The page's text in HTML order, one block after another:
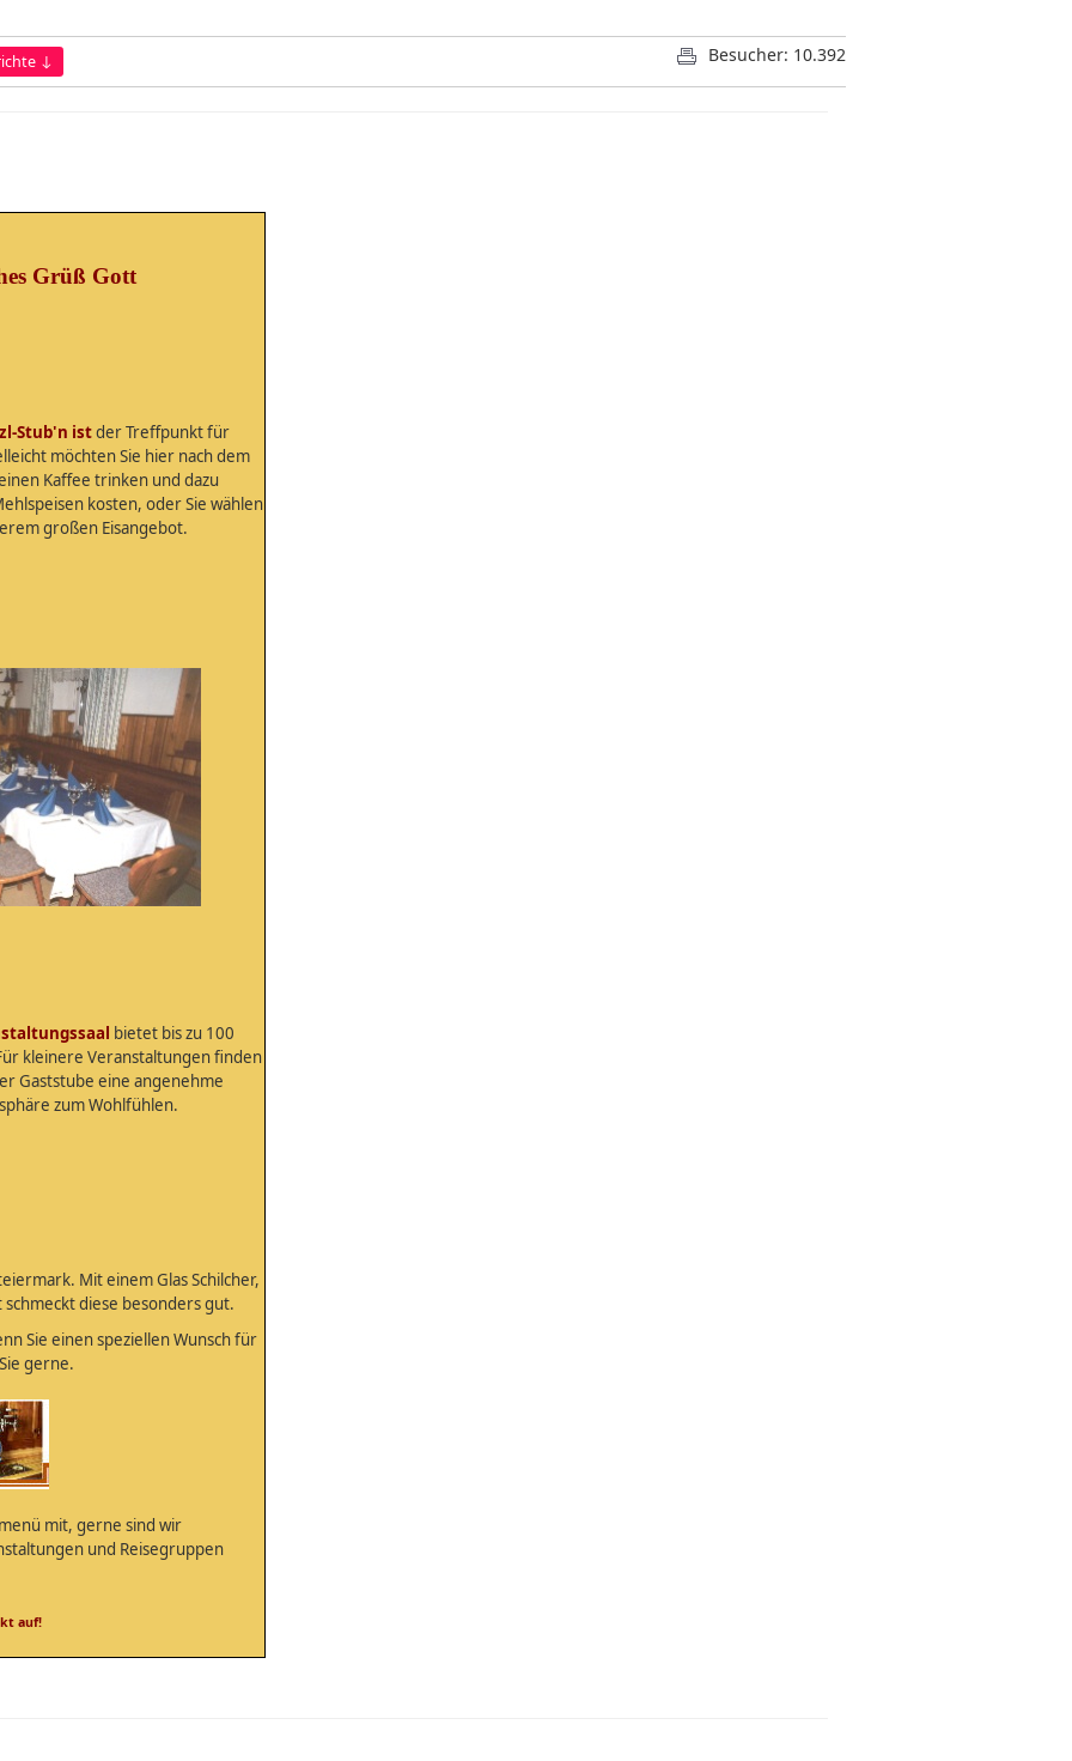
↓ Besucher: 10.392
Grüß Gott
Stub'n istder Treffpunkt für
möchten Sie hier nach dem
Kaffee trinken und dazu
kosten, oder Sie wählen
großen Eisangebot.
bietet bis zu 100
kleinere Veranstaltungen finden
Gaststube eine angenehme
zum Wohlfühlen.
Mit einem Glas Schilcher,
diese besonders gut.
Sie einen speziellen Wunsch für
gerne.
mit, gerne sind wir
und Reisegruppen
auf!